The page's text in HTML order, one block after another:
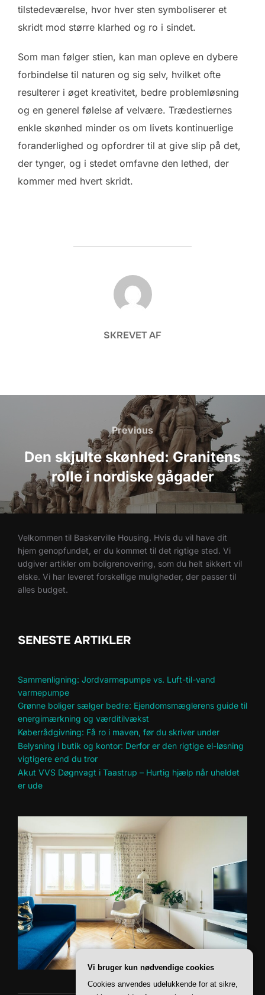
tilstedeværelse, hvor hver sten symboliserer et
skridt mod større klarhed og ro i sindet.
Som man følger stien, kan man opleve en dybere
forbindelse til naturen og sig selv, hvilket ofte
resulterer i øget kreativitet, bedre problemløsning
og en generel følelse af velvære. Trædestiernes
enkle skønhed minder os om livets kontinuerlige
foranderlighed og opfordrer til at give slip på det,
der tynger, og i stedet omfavne den lethed, der
kommer med hvert skridt.
FORFATTER
SKREVET AF
Indlægsnavigation
Previous
Previous
Den skjulte skønhed: Granitens
rolle i nordiske gågader
Velkommen til Baskerville Housing. Hvis du vil have dit
hjem genopfundet, er du kommet til det rigtige sted. Vi
udgiver artikler om boligrenovering, som du helt sikkert vil
elske. Vi har leveret forskellige muligheder, der passer til
alles budget.
SENESTE ARTIKLER
Sammenligning: Jordvarmepumpe vs. Luft-til-vand
varmepumpe
Grønne boliger sælger bedre: Ejendomsmæglerens guide til
energimærkning og værditilvækst
Køberrådgivning: Få ro i maven, før du skriver under
Belysning i butik og kontor: Derfor er den rigtige el-løsning
vigtigere end du tror
Akut VVS Døgnvagt i Taastrup – Hurtig hjælp når uheldet
er ude
Vi bruger kun nødvendige cookies
Cookies anvendes udelukkende for at sikre,